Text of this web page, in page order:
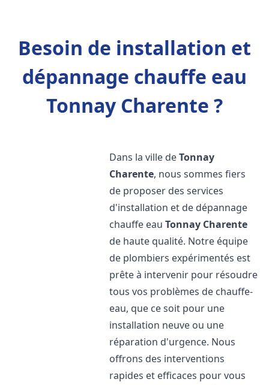
Besoin de installation et
dépannage chauffe eau
Tonnay Charente ?
Dans la ville deTonnay
Charente, nous sommes fiers
de proposer des services
d'installation et de dépannage
chauffe eauTonnay Charente
de haute qualité. Notre équipe
de plombiers expérimentés est
prête à intervenir pour résoudre
tous vos problèmes de chauffe-
eau, que ce soit pour une
installation neuve ou une
réparation d'urgence. Nous
offrons des interventions
rapides et efficaces pour vous